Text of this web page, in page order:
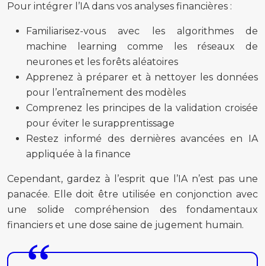
Pour intégrer l’IA dans vos analyses financières :
Familiarisez-vous avec les algorithmes de
machine learning comme les réseaux de
neurones et les forêts aléatoires
Apprenez à préparer et à nettoyer les données
pour l’entraînement des modèles
Comprenez les principes de la validation croisée
pour éviter le surapprentissage
Restez informé des dernières avancées en IA
appliquée à la finance
Cependant, gardez à l’esprit que l’IA n’est pas une
panacée. Elle doit être utilisée en conjonction avec
une solide compréhension des fondamentaux
financiers et une dose saine de jugement humain.